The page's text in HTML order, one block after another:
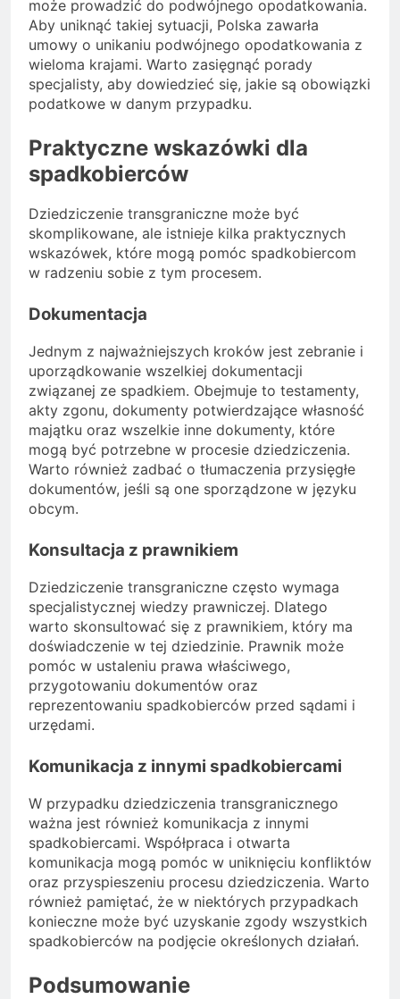
może prowadzić do podwójnego opodatkowania.
Aby uniknąć takiej sytuacji, Polska zawarła
umowy o unikaniu podwójnego opodatkowania z
wieloma krajami. Warto zasięgnąć porady
specjalisty, aby dowiedzieć się, jakie są obowiązki
podatkowe w danym przypadku.
Praktyczne wskazówki dla
spadkobierców
Dziedziczenie transgraniczne może być
skomplikowane, ale istnieje kilka praktycznych
wskazówek, które mogą pomóc spadkobiercom
w radzeniu sobie z tym procesem.
Dokumentacja
Jednym z najważniejszych kroków jest zebranie i
uporządkowanie wszelkiej dokumentacji
związanej ze spadkiem. Obejmuje to testamenty,
akty zgonu, dokumenty potwierdzające własność
majątku oraz wszelkie inne dokumenty, które
mogą być potrzebne w procesie dziedziczenia.
Warto również zadbać o tłumaczenia przysięgłe
dokumentów, jeśli są one sporządzone w języku
obcym.
Konsultacja z prawnikiem
Dziedziczenie transgraniczne często wymaga
specjalistycznej wiedzy prawniczej. Dlatego
warto skonsultować się z prawnikiem, który ma
doświadczenie w tej dziedzinie. Prawnik może
pomóc w ustaleniu prawa właściwego,
przygotowaniu dokumentów oraz
reprezentowaniu spadkobierców przed sądami i
urzędami.
Komunikacja z innymi spadkobiercami
W przypadku dziedziczenia transgranicznego
ważna jest również komunikacja z innymi
spadkobiercami. Współpraca i otwarta
komunikacja mogą pomóc w uniknięciu konfliktów
oraz przyspieszeniu procesu dziedziczenia. Warto
również pamiętać, że w niektórych przypadkach
konieczne może być uzyskanie zgody wszystkich
spadkobierców na podjęcie określonych działań.
Podsumowanie